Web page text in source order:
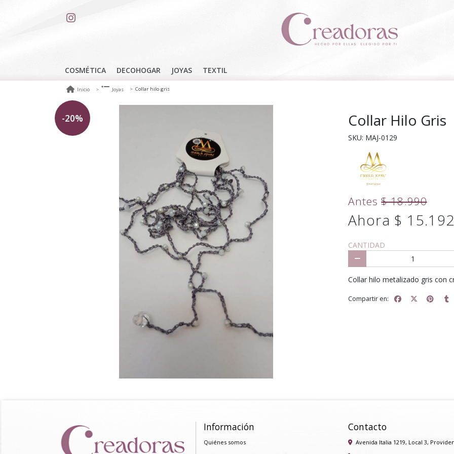
COSMÉTICA DECOHOGAR JOYAS TEXTIL
Inicio Joyas Collar hilo gris
-20% Collar Hilo Gris
SKU: MAJ-0129
Antes$ 18.990
Ahora $
CANTIDAD
Collar hilo metalizado gris con
Compartir en:
Información
Quiénes somos
Contacto
Avenida Italia 1219, Local 3,